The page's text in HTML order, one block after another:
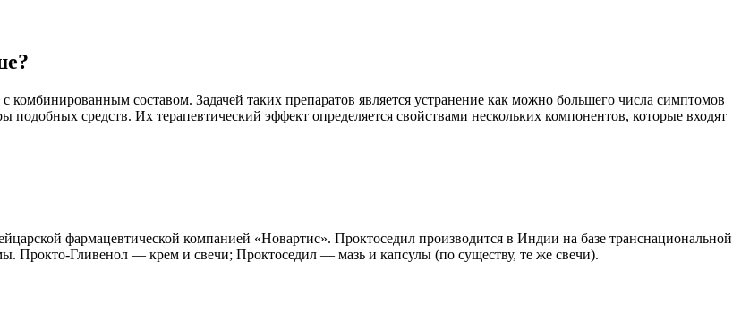
составом. Задачей таких препаратов является устранение как можно большего числа симптомов
средств. Их терапевтический эффект определяется свойствами нескольких компонентов, которые входят
фармацевтической компанией «Новартис». Проктоседил производится в Индии на базе транснациональной
Прокто-Гливенол — крем и свечи; Проктоседил — мазь и капсулы (по существу, те же свечи).